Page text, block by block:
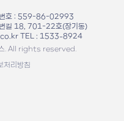
번호 : 559-86-02993
길 18, 701-22호(장기동)
TEL : 1533-8924
. All rights reserved.
처리방침